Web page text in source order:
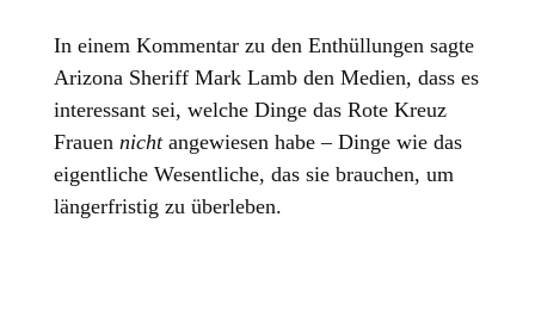
In einem Kommentar zu den Enthüllungen sagte
Arizona Sheriff Mark Lamb den Medien, dass es
interessant sei, welche Dinge das Rote Kreuz
Frauennichtangewiesen habe – Dinge wie das
eigentliche Wesentliche, das sie brauchen, um
längerfristig zu überleben.